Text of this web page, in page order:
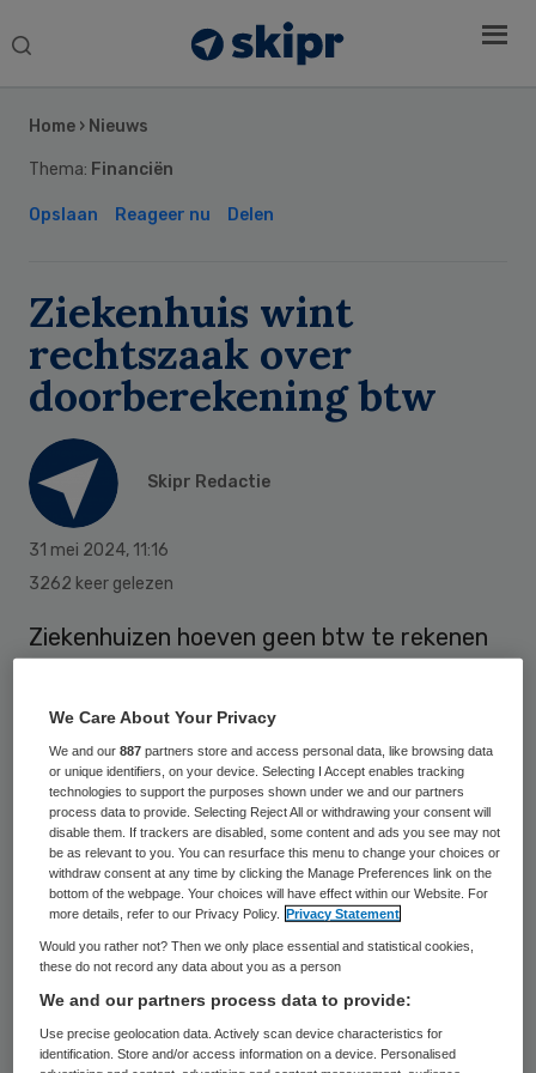
Search
Home › Nieuws
Thema: Financiën
Opslaan Reageer nu Delen
Ziekenhuis wint
rechtszaak over
doorberekening btw
Skipr Redactie
31 mei 2024, 11:16
3262 keer gelezen
Ziekenhuizen hoeven geen btw te rekenen
aansprakelijkheidsverzekering doorrekenen
aan de medische stad van het ziekenhuis.
Dit oordeelt de rechtbank Zeeland-West-
Brabant.
Volgens de rechtbank verleent het
ziekenhuis bij de doorbelasting geen dienst
aan de medische staf. En als het wel een
dienst zou zijn, dan is die vrijgesteld van
btw, net als andere verzekeringen.
Sidebar
We Care About Your Privacy
We and our887 partners store and access personal data, like browsing data
or unique identifiers, on your device. Selecting I Accept enables tracking
technologies to support the purposes shown under we and our partners
process data to provide. Selecting Reject All or withdrawing your consent will
disable them. If trackers are disabled, some content and ads you see may not
be as relevant to you. You can resurface this menu to change your choices or
withdraw consent at any time by clicking the Manage Preferences link on the
bottom of the webpage. Your choices will have effect within our Website. For
more details, refer to our Privacy Policy.
Privacy Statement
Would you rather not? Then we only place essential and statistical cookies,
these do not record any data about you as a person
We and our partners process data to provide:
Use precise geolocation data. Actively scan device characteristics for
identification. Store and/or access information on a device. Personalised